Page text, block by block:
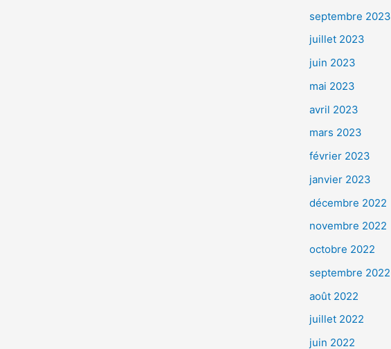
septembre 2023
juillet 2023
juin 2023
mai 2023
avril 2023
mars 2023
février 2023
janvier 2023
décembre 2022
novembre 2022
octobre 2022
septembre 2022
août 2022
juillet 2022
juin 2022